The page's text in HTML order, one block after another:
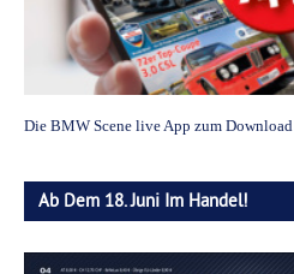
Die BMW Scene live App zum Download
Ab Dem 18. Juni Im Handel!